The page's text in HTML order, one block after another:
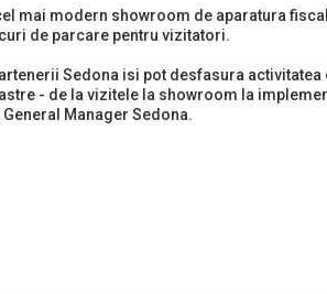
mai modern showroom de aparatura
de parcare pentru vizitatori.
Sedona isi pot desfasura
- de la vizitele la showroom la
Manager Sedona.